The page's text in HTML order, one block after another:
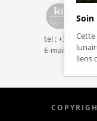
Soin
Cette
liens
tel : +33 6 21
E-mail